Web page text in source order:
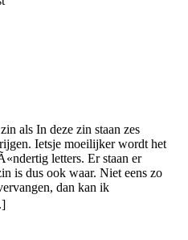
als In deze zin staan zes
Ietsje moeilijker wordt het
letters. Er staan er
is dus ook waar. Niet eens zo
dan kan ik